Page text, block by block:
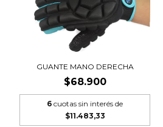
GUANTE MANO DERECHA
$68.900
6 cuotas sin interés de
$11.483,33